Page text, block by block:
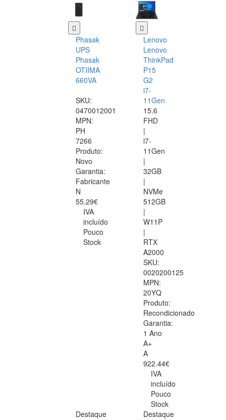
Phasak
UPS
Phasak
OTIIMA
660VA
SKU:
0470012001
MPN:
PH
7266
Produto:
Novo
Garantia:
Fabricante
N
55.29€
IVA
incluído
Pouco
Stock
Lenovo
Lenovo
ThinkPad
P15
G2
i7-
11Gen
15.6
FHD
|
i7-
11Gen
|
32GB
|
NVMe
512GB
|
W11P
|
RTX
A2000
SKU:
0020200125
MPN:
20YQ
Produto:
Recondicionado
Garantia:
1 Ano
A+
A
922.44€
IVA
incluído
Pouco
Stock
Destaque
Destaque